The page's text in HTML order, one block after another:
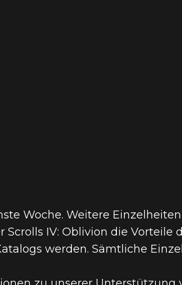
Woche. Weitere
IV: Oblivion die Vorteile
werden. Sämtliche